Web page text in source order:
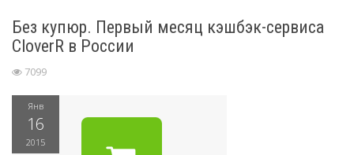
Без купюр. Первый месяц кэшбэк-сервиса
CloverR в России
7099
Янв
16
2015